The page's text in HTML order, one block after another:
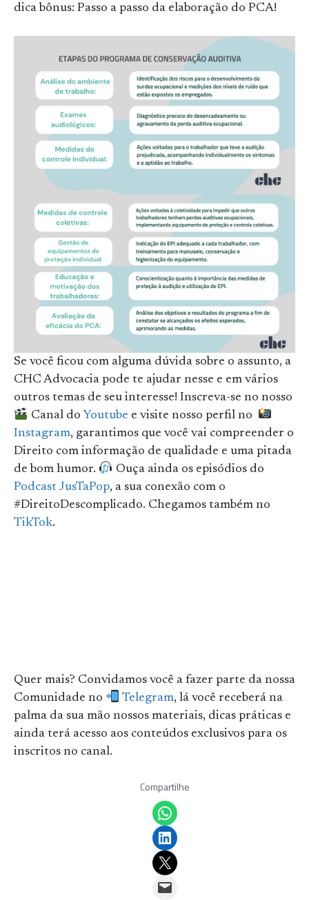
dica bônus: Passo a passo da elaboração do PCA!
Se você ficou com alguma dúvida sobre o assunto, a
CHC Advocacia pode te ajudar nesse e em vários
outros temas de seu interesse! Inscreva-se no nosso
Canal do Youtube e visite nosso perfil no
Instagram, garantimos que você vai compreender o
Direito com informação de qualidade e uma pitada
de bom humor.
Ouça ainda os episódios do
Podcast JusTaPop, a sua conexão com o
#DireitoDescomplicado. Chegamos também no
TikTok.
Quer mais? Convidamos você a fazer parte da nossa
Comunidade no
Telegram, lá você receberá na
palma da sua mão nossos materiais, dicas práticas e
ainda terá acesso aos conteúdos exclusivos para os
inscritos no canal.
Compartilhe
Share on WhatsApp
Share on LinkedIn
Email this Page
Email this Page